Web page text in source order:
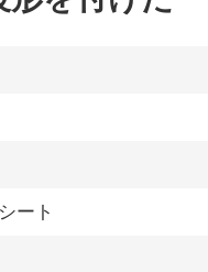
ート